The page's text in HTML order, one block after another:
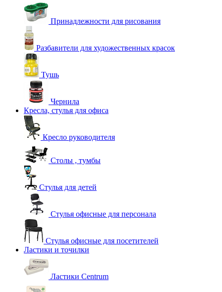
Принадлежности для рисования
Разбавители для художественных красок
Тушь
Чернила
Кресла, стулья для офиса
Кресло руководителя
Столы , тумбы
Стулья для детей
Стулья офисные для персонала
Стулья офисные для посетителей
Ластики и точилки
Ластики Centrum